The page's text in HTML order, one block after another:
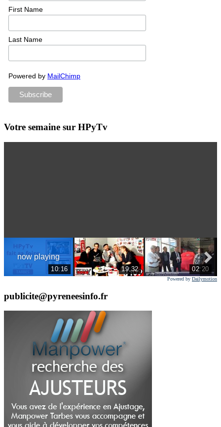
First Name
Last Name
Powered by MailChimp
Votre semaine sur HPyTv
Powered by Dailymotion
publicite@pyreneesinfo.fr